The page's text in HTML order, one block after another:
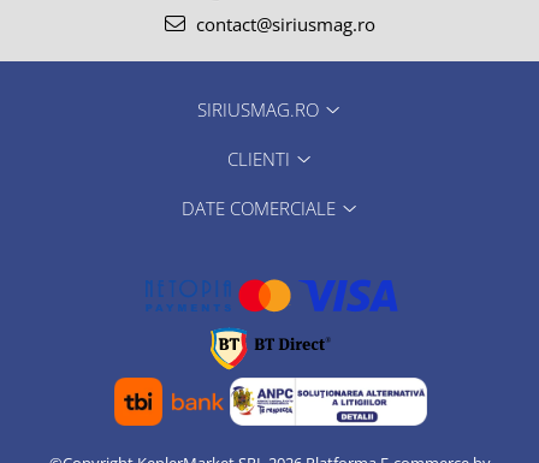
contact@siriusmag.ro
SIRIUSMAG.RO
CLIENTI
DATE COMERCIALE